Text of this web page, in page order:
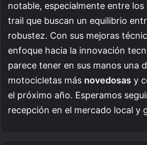
notable, especialmente entre los
trail que buscan un equilibrio
robustez. Con sus mejoras
enfoque hacia la innovación
parece tener en sus manos una
motocicletas más novedosas y
el próximo año. Esperamos
recepción en el mercado local y